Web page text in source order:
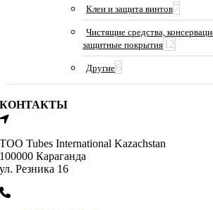
Клеи и защита винтов7
Чистящие средства,
защитные покрытия 12
Другие6
КОНТАКТЫ
ТОО Tubes International Kazachstan
100000 Караганда
ул. Резника 16